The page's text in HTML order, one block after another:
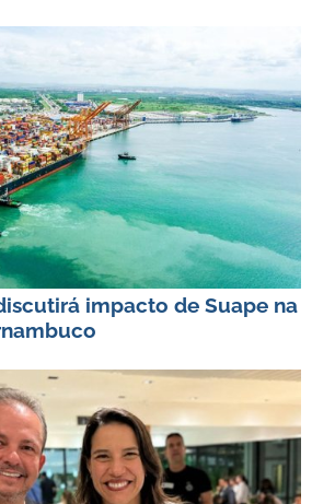
impacto de Suape na